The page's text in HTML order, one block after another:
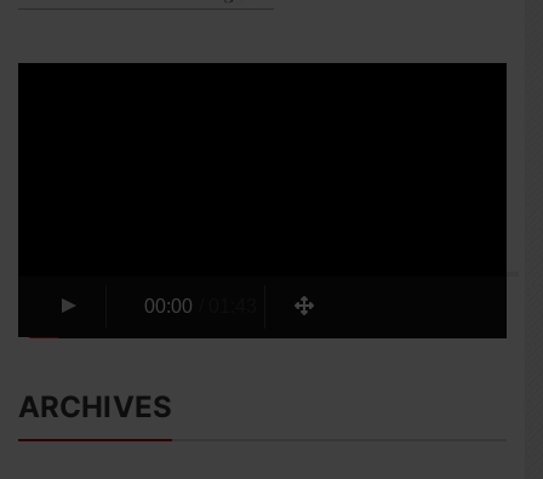
00:00
ARCHIVES